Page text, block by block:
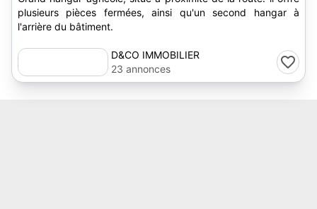
plusieurs pièces fermées, ainsi qu'un second hangar à
l'arrière du bâtiment.
D&CO IMMOBILIER
23 annonces